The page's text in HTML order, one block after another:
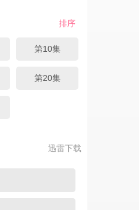
排序
第10集
第20集
迅雷下载